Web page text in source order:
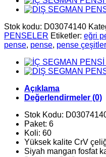
Stok kodu: D03074140
PENSELER Etiketler: eğri
pense, pense, pense
Açıklama
Değerlendirmeler (0)
Stok Kodu:
Paket: 6
Koli: 60
Yüksek kalite CrV
Siyah mangan fosfat